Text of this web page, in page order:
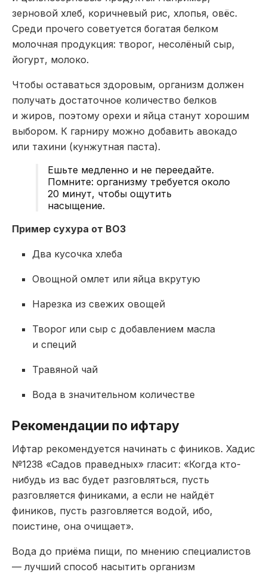
зерновой хлеб, коричневый рис, хлопья, овёс.
Среди прочего советуется богатая белком
молочная продукция: творог, несолёный сыр,
йогурт, молоко.
Чтобы оставаться здоровым, организм должен
получать достаточное количество белков
и жиров, поэтому орехи и яйца станут хорошим
выбором. К гарниру можно добавить авокадо
или тахини (кунжутная паста).
Ешьте медленно и не переедайте.
Помните: организму требуется около
20 минут, чтобы ощутить
насыщение.
Пример сухура от ВОЗ
Два кусочка хлеба
Овощной омлет или яйца вкрутую
Нарезка из свежих овощей
Творог или сыр с добавлением масла
и специй
Травяной чай
Вода в значительном количестве
Рекомендации по ифтару
Ифтар рекомендуется начинать с фиников. Хадис
№1238 «Садов праведных» гласит: «Когда кто-
нибудь из вас будет разговляться, пусть
разговляется финиками, а если не найдёт
фиников, пусть разговляется водой, ибо,
поистине, она очищает».
Вода до приёма пищи, по мнению специалистов
— лучший способ насытить организм